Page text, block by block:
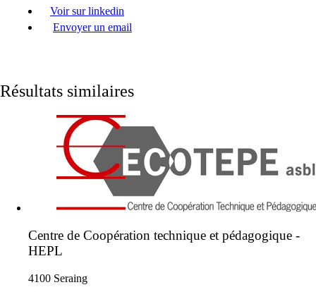
Voir sur linkedin
Envoyer un email
Résultats similaires
Centre de Coopération technique et pédagogique -
HEPL
4100 Seraing